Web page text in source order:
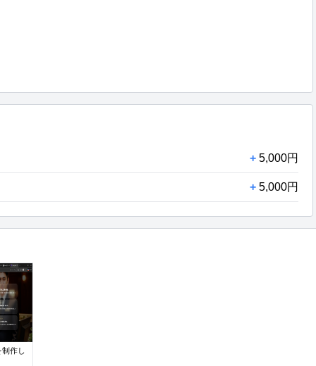
+ 5,000円
+ 5,000円
作し